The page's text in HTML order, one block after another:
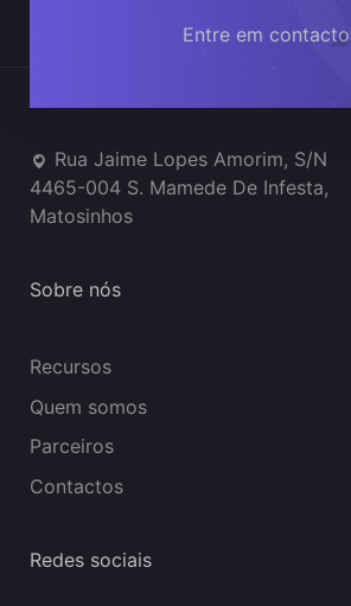
Entre em contacto
Rua Jaime Lopes Amorim, S/N
4465-004 S. Mamede De Infesta,
Matosinhos
Sobre nós
Recursos
Quem somos
Parceiros
Contactos
Redes sociais